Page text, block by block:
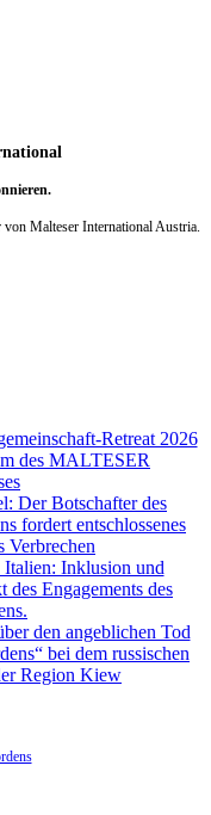
Malteser International Austria.
Retreat 2026
des MALTESER
Der Botschafter des
fordert entschlossenes
Verbrechen
Italien: Inklusion und
Engagements des
den angeblichen Tod
bei dem russischen
Region Kiew